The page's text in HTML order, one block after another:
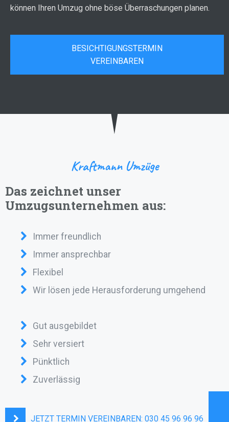
können Ihren Umzug ohne böse Überraschungen planen.
BESICHTIGUNGSTERMIN
VEREINBAREN
Kraftmann Umzüge
Das zeichnet unser
Umzugsunternehmen aus:
Immer freundlich
Immer ansprechbar
Flexibel
Wir lösen jede Herausforderung umgehend
Gut ausgebildet
Sehr versiert
Pünktlich
Zuverlässig
JETZT TERMIN VEREINBAREN: 030 45 96 96 96